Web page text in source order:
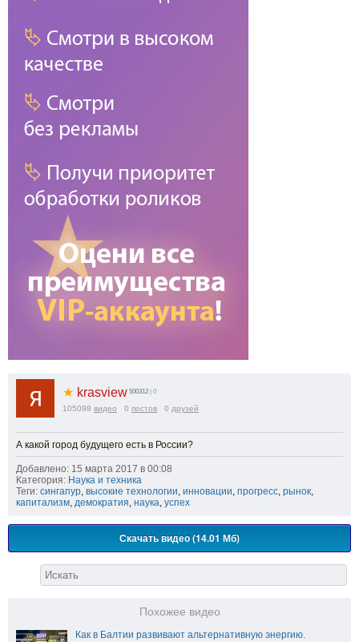
★ krasview 500312 | 0
105098 видео 0 постов 0 друзей
А какой город будущего есть в России?
Добавлено: 15 марта 2017 в 00:08
Категория: Наука и техника
Теги: сингапур, высокие технологии, инновации, прогресс, рынок,
капитализм, демократия, наука, успех
Скачать видео (14.01 Мб)
Похожее видео
Как в Балтии развивают альтернативную энергию.